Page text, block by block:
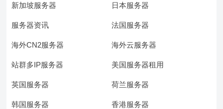
新加坡服务器 日本服务器
服务器资讯 法国服务器
海外CN2服务器 海外云服务器
站群多IP服务器 美国服务器租用
英国服务器 荷兰服务器
韩国服务器 香港服务器